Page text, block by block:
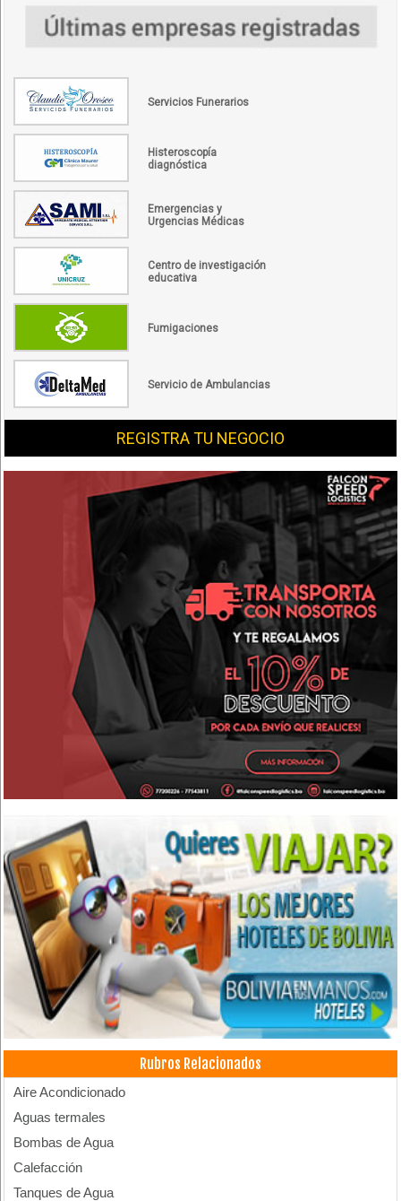
Servicios Funerarios
Histeroscopía
diagnóstica
Emergencias y
Urgencias Médicas
Centro de investigación
educativa
Fumigaciones
Servicio de Ambulancias
REGISTRA TU NEGOCIO
Rubros Relacionados
Aire Acondicionado
Aguas termales
Bombas de Agua
Calefacción
Tanques de Agua